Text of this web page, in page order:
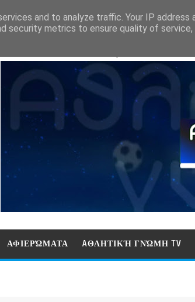
ΑΦΙΕΡΏΜΑΤΑ AΘΛΗΤΙΚΉ ΓΝΏΜΗ TV
and to analyze traffic. Your IP address
security metrics to ensure quality of service,